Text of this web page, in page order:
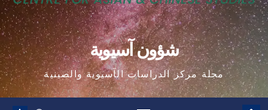
شؤون آسيوية
مجلة مركز الدراسات الآسيوية والصينية